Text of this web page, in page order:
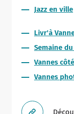
Jazz en ville
Livr'à
Semaine
Vannes
Vannes